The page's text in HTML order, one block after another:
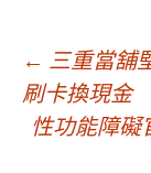
文
章
← 三重當舖
刷卡換現金
性功能障礙